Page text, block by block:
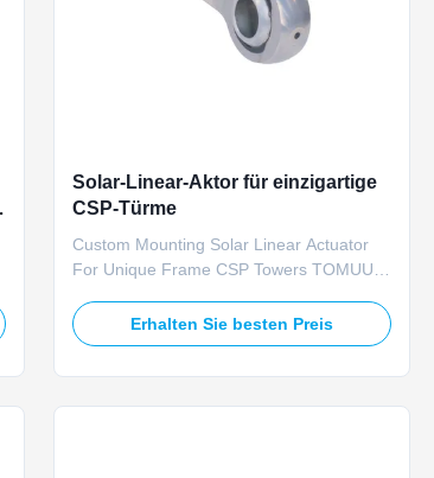
Solar-Linear-Aktor für einzigartige
CSP-Türme
Custom Mounting Solar Linear Actuator
For Unique Frame CSP Towers TOMUU
actuator supports modified connection
structures to match unique proprietary
Erhalten Sie besten Preis